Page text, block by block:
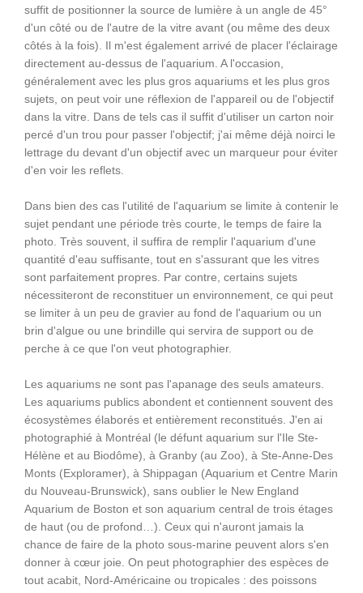
suffit de positionner la source de lumière à un angle de 45°
d'un côté ou de l'autre de la vitre avant (ou même des deux
côtés à la fois). Il m'est également arrivé de placer l'éclairage
directement au-dessus de l'aquarium. A l'occasion,
généralement avec les plus gros aquariums et les plus gros
sujets, on peut voir une réflexion de l'appareil ou de l'objectif
dans la vitre. Dans de tels cas il suffit d'utiliser un carton noir
percé d'un trou pour passer l'objectif; j'ai même déjà noirci le
lettrage du devant d'un objectif avec un marqueur pour éviter
d'en voir les reflets.
Dans bien des cas l'utilité de l'aquarium se limite à contenir le
sujet pendant une période très courte, le temps de faire la
photo. Très souvent, il suffira de remplir l'aquarium d'une
quantité d'eau suffisante, tout en s'assurant que les vitres
sont parfaitement propres. Par contre, certains sujets
nécessiteront de reconstituer un environnement, ce qui peut
se limiter à un peu de gravier au fond de l'aquarium ou un
brin d'algue ou une brindille qui servira de support ou de
perche à ce que l'on veut photographier.
Les aquariums ne sont pas l'apanage des seuls amateurs.
Les aquariums publics abondent et contiennent souvent des
écosystèmes élaborés et entièrement reconstitués. J'en ai
photographié à Montréal (le défunt aquarium sur l'Ile Ste-
Hélène et au Biodôme), à Granby (au Zoo), à Ste-Anne-Des
Monts (Exploramer), à Shippagan (Aquarium et Centre Marin
du Nouveau-Brunswick), sans oublier le New England
Aquarium de Boston et son aquarium central de trois étages
de haut (ou de profond…). Ceux qui n'auront jamais la
chance de faire de la photo sous-marine peuvent alors s'en
donner à cœur joie. On peut photographier des espèces de
tout acabit, Nord-Américaine ou tropicales : des poissons